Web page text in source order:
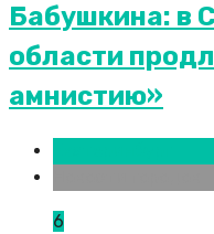
Бабушкина: в
области
амнистию»
6